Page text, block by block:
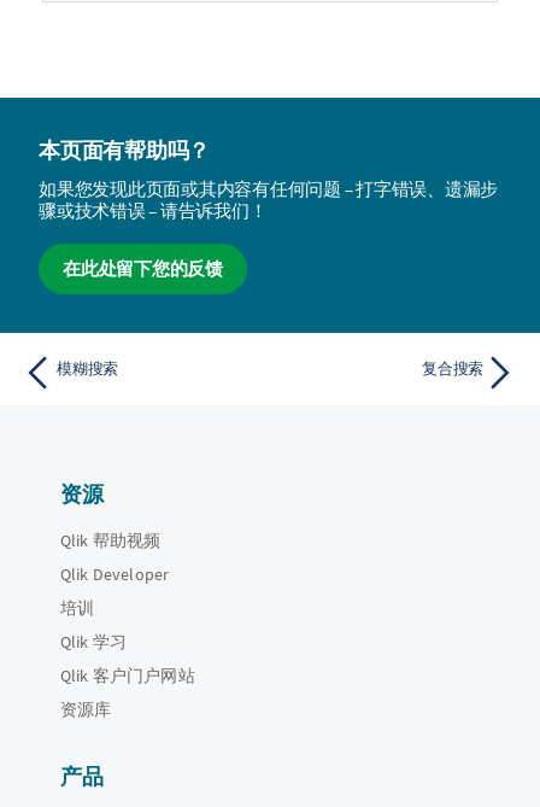
本页面有帮助吗？
如果您发现此页面或其内容有任何问题 – 打字错误、遗漏步
骤或技术错误 – 请告诉我们！
在此处留下您的反馈
模糊搜索 复合搜索
资源
Qlik 帮助视频
Qlik Developer
培训
Qlik 学习
Qlik 客户门户网站
资源库
产品